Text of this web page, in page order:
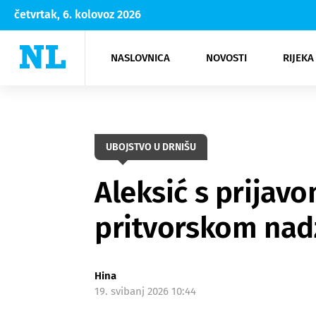
četvrtak, 6. kolovoz 2026
NASLOVNICA NOVOSTI
Rijeka Opatija
NK
Moda
Kultura
UBOJSTVO U DRNIŠU
Aleksić s
pritvorskom
Hina
19. svibanj 2026 10:44